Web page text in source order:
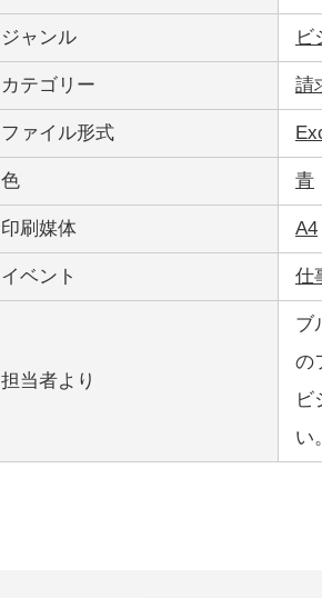
ジャンル ビ
カテゴリー 請
ファイル形式
色 青
印刷媒体 A4
イベント 仕
担当者より
ブ
の
ビ
い。